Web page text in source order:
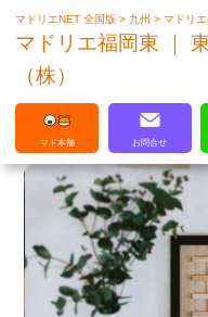
マドリエ
クリアし
マドリエNET 全国版> 九州>マドリ
マドリエ福岡東 ｜
（株）
マド本舗 お問合せ